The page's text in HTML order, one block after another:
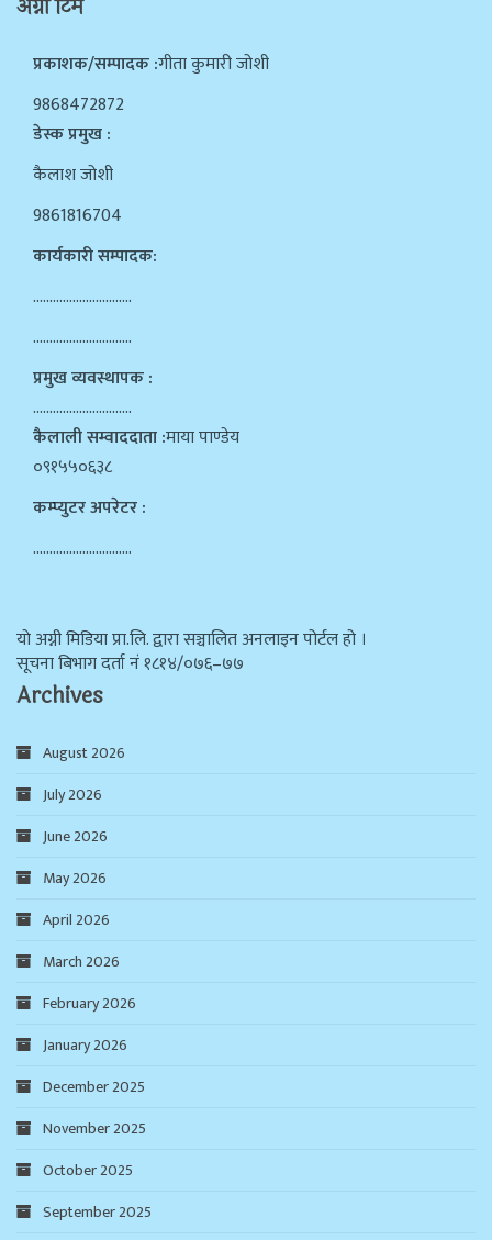
अग्नी टिम
प्रकाशक/सम्पादक :गीता कुमारी जोशी
9868472872
डेस्क प्रमुख :
कैलाश जोशी
9861816704
कार्यकारी सम्पादक:
…………………………
…………………………
प्रमुख व्यवस्थापक :
…………………………
कैलाली सम्वाददाता :माया पाण्डेय
०९१५५०६३८
कम्प्युटर अपरेटर :
…………………………
याे अग्नी मिडिया प्रा.लि. द्वारा सञ्चालित अनलाइन पोर्टल हो ।
सूचना बिभाग दर्ता न‌ं १८१४/०७६–७७
Archives
August 2026
July 2026
June 2026
May 2026
April 2026
March 2026
February 2026
January 2026
December 2025
November 2025
October 2025
September 2025